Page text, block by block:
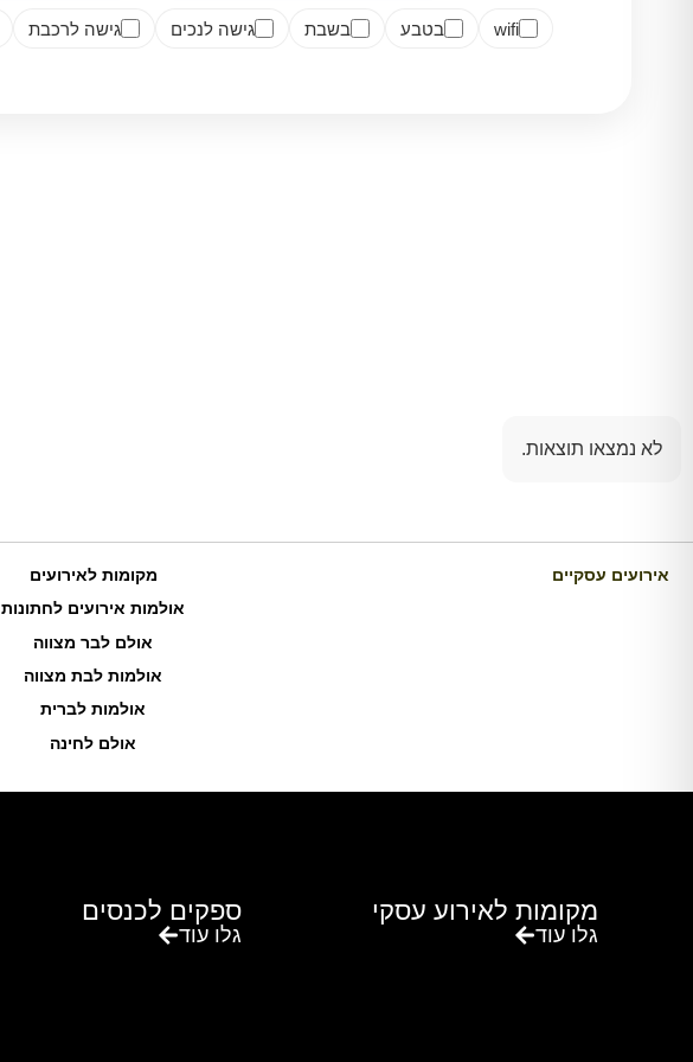
wifi בטבע בשבת גישה לנכים גישה לרכבת
לא נמצאו תוצאות.
אירועים עסקיים
מקומות לאירועים
אולמות אירועים לחתונות
אולם לבר מצווה
אולמות לבת מצווה
אולמות לברית
אולם לחינה
מקומות לאירוע עסקי
גלו עוד
ספקים לכנסים
גלו עוד